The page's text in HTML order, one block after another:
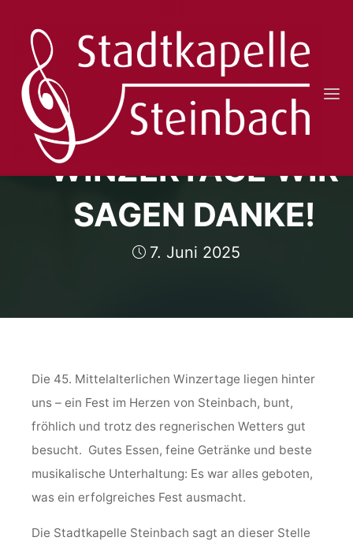
content
STADTKAPELLE
STEINBACH
E.V.
WINZERTAGE WIR
SAGEN DANKE!
7. Juni 2025
Die 45. Mittelalterlichen Winzertage liegen hinter
uns – ein Fest im Herzen von Steinbach, bunt,
fröhlich und trotz des regnerischen Wetters gut
besucht. Gutes Essen, feine Getränke und beste
musikalische Unterhaltung: Es war alles geboten,
was ein erfolgreiches Fest ausmacht.
Die Stadtkapelle Steinbach sagt an dieser Stelle